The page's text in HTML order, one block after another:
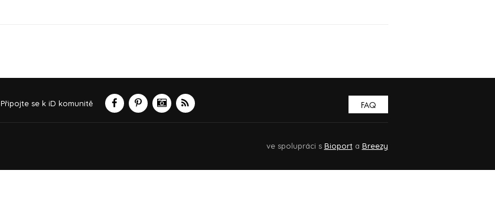
Připojte se k iD komunitě FAQ
ve spolupráci s Bioporta Breezy